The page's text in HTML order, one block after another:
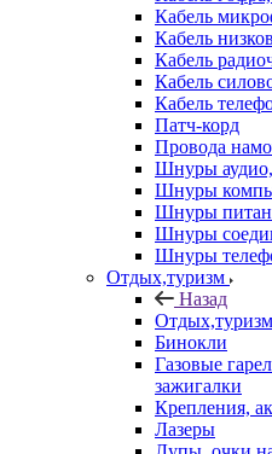
Кабель
Кабель
Кабель
Кабель
Кабель
Патч-корд
Провода
Шнуры
Шнуры
Шнуры
Шнуры
Шнуры
Отдых,туризм
Назад
Отдых,туризм
Бинокли
Газовые
зажигалки
Крепления,
Лазеры